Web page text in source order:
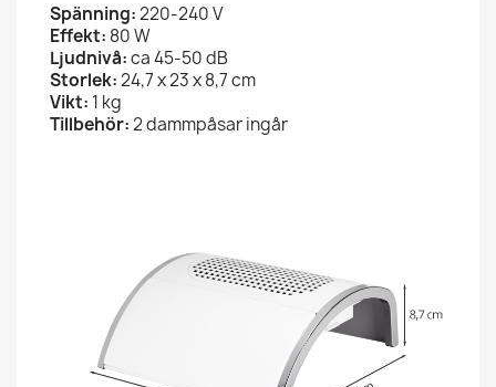
Spänning:220-240 V
Effekt: 80 W
Ljudnivå:ca 45-50 dB
Storlek:24,7 x 23 x 8,7 cm
Vikt: 1 kg
Tillbehör:2 dammpåsar ingår